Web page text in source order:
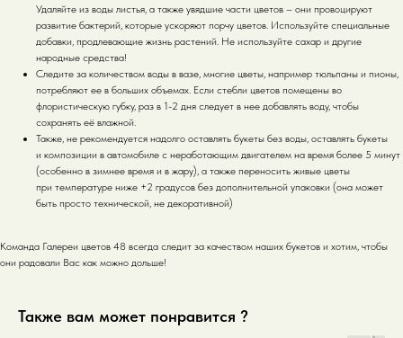
Удаляйте из воды листья, а также увядшие части цветов – они провоцируют
развитие бактерий, которые ускоряют порчу цветов. Используйте специальные
добавки, продлевающие жизнь растений. Не используйте сахар и другие
народные средства!
Следите за количеством воды в вазе, многие цветы, например тюльпаны и пионы,
потребляют ее в больших объемах. Если стебли цветов помещены во
флористическую губку, раз в 1-2 дня следует в нее добавлять воду, чтобы
сохранять её влажной.
Также, не рекомендуется надолго оставлять букеты без воды, оставлять букеты
и композиции в автомобиле с неработающим двигателем на время более 5 минут
(особенно в зимнее время и в жару), а также переносить живые цветы
при температуре ниже +2 градусов без дополнительной упаковки (она может
быть просто технической, не декоративной)
Команда Галереи цветов 48 всегда следит за качеством наших букетов и хотим, чтобы
они радовали Вас как можно дольше!
Также вам может понравится ?